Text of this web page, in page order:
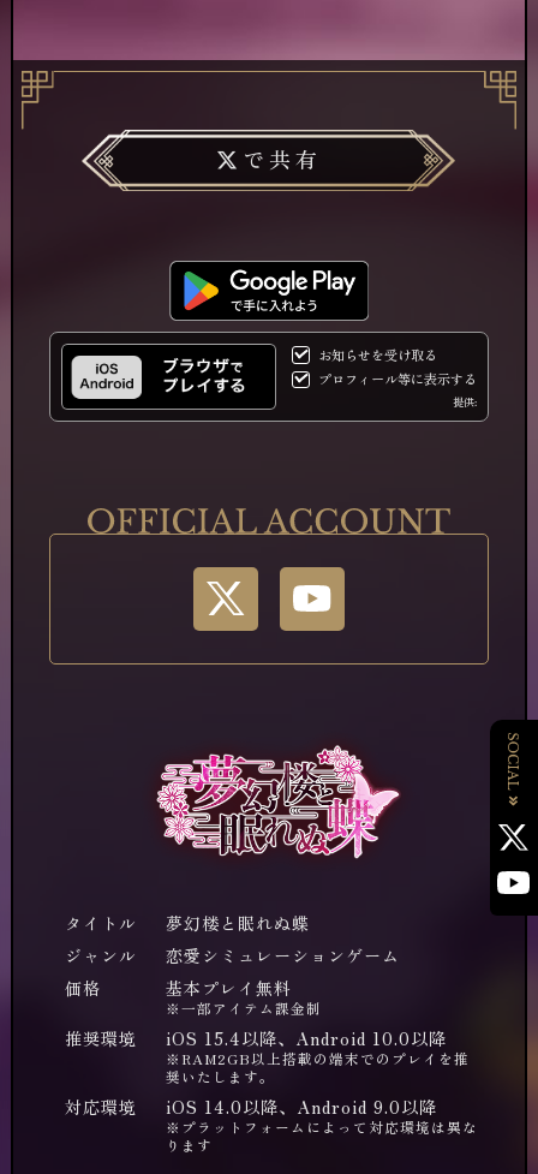
夢幻楼は日々の癒しです。
ように！
で共有
お知らせを受け取る
プロフィール等に表示する
提供:
タイトル
夢幻楼と眠れぬ蝶
ジャンル
恋愛シミュレーションゲーム
価格
基本プレイ無料
※一部アイテム課金制
推奨環境 iOS 15.4以降、Android 10.0以降
※RAM2GB以上搭載の端末でのプレイを推
奨いたします。
対応環境 iOS 14.0以降、Android 9.0以降
※プラットフォームによって対応環境は異な
ります